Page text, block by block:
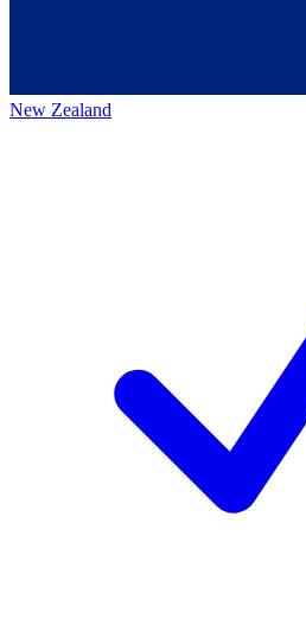
New Zealand